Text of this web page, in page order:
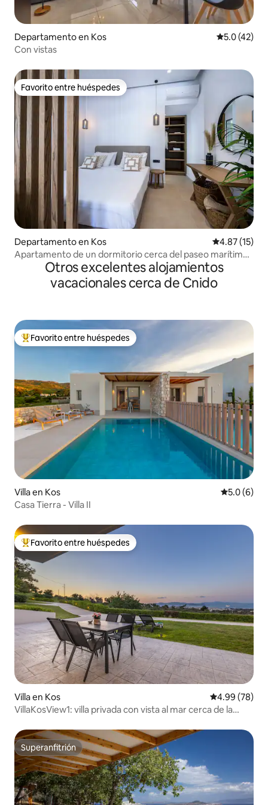
Departamento en Kos Calificación
5.0 (42)
Con vistas
Favorito entre huéspedes
Favorito entre huéspedes
Departamento en Kos Calificación
4.87 (15)
Apartamento de un dormitorio cerca del paseo marítimo
de Kos - H1Otros excelentes alojamientos
vacacionales cerca de Cnido
De los mejores en Favorito entre huéspedes
Favorito entre huéspedes
Villa en Kos
5.0 (6)
Casa Tierra - Villa II
De los mejores en Favorito entre huéspedes
Favorito entre huéspedes
Villa en Kos Calificación
4.99 (78)
VillaKosView1: villa privada con vista al mar cerca de la
Superanfitrión
Superanfitrión